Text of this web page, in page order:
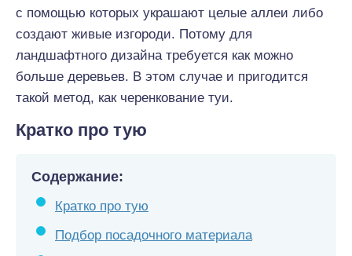
с помощью которых украшают целые аллеи либо
создают живые изгороди. Потому для
ландшафтного дизайна требуется как можно
больше деревьев. В этом случае и пригодится
такой метод, как черенкование туи.
Кратко про тую
Содержание:
Кратко про тую
Подбор посадочного материала